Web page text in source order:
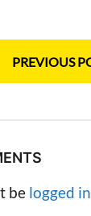
PREVIOUS
be logged in